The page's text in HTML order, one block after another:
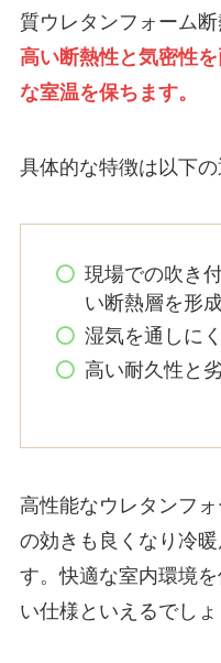
質ウレタンフォーム
高い断熱性と気密性
な室温を保ちます。
具体的な特徴は以下の
現場での吹き
い断熱層を形
湿気を通しに
高い耐久性と
高性能なウレタンフ
の効きも良くなり冷
す。快適な室内環境
い仕様といえるでしょ